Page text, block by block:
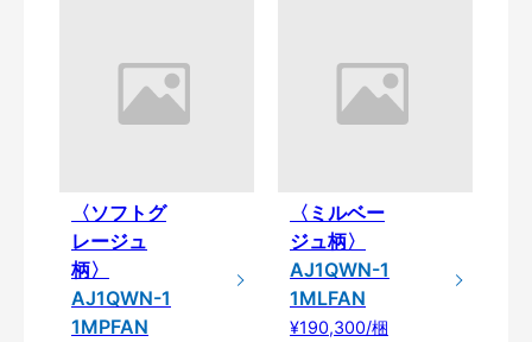
〈ソフトグ
レージュ
柄〉
AJ1QWN-1
1MPFAN
〈ミルベー
ジュ柄〉
AJ1QWN-1
1MLFAN
¥190,300/梱